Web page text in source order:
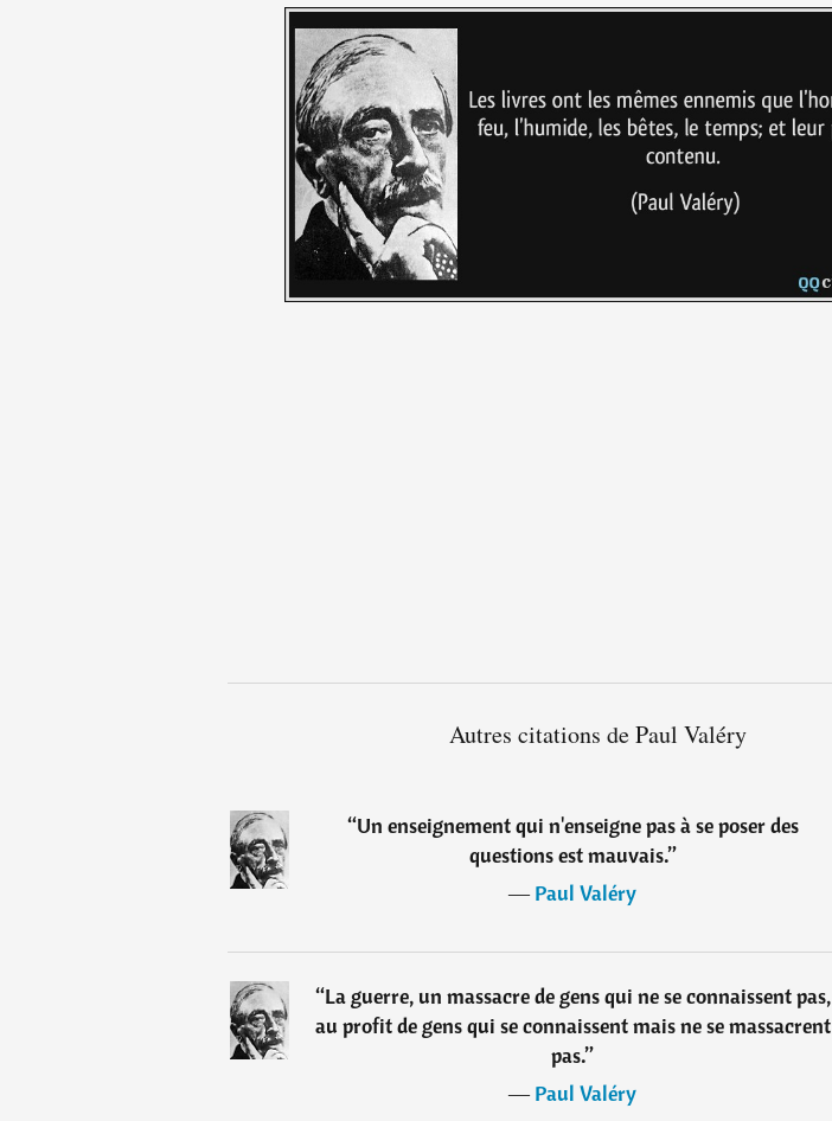
Autres citations de Paul Valéry
“Un enseignement qui n'enseigne pas à se poser des
questions est mauvais.”
―Paul Valéry
“La guerre, un massacre de gens qui ne se connaissent pas,
au profit de gens qui se connaissent mais ne se massacrent
pas.”
―Paul Valéry